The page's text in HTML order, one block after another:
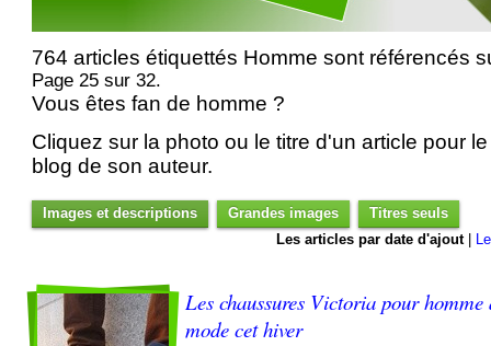
764 articles étiquettés Homme sont référencés
Page 25 sur 32.
Vous êtes fan de homme ?
Cliquez sur la photo ou le titre d'un article pour
blog de son auteur.
Images et descriptions Grandes images
Titres seuls
Les articles par date d'ajout|
Les chaussures Victoria pour homme
mode cet hiver